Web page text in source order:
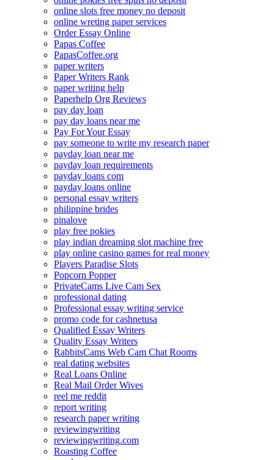
online slots free money no deposit
online wreting paper services
Order Essay Online
Papas Coffee
PapasCoffee.org
paper writers
Paper Writers Rank
paper writing help
Paperhelp Org Reviews
pay day loan
pay day loans near me
Pay For Your Essay
pay someone to write my research paper
payday loan near me
payday loan requirements
payday loans com
payday loans online
personal essay writers
philippine brides
pinalove
play free pokies
play indian dreaming slot machine free
play online casino games for real money
Players Paradise Slots
Popcorn Popper
PrivateCams Live Cam Sex
professional dating
Professional essay writing service
promo code for cashnetusa
Qualified Essay Writers
Quality Essay Writers
RabbitsCams Web Cam Chat Rooms
real dating websites
Real Loans Online
Real Mail Order Wives
reel me reddit
report writing
research paper writing
reviewingwriting
reviewingwriting.com
Roasting Coffee